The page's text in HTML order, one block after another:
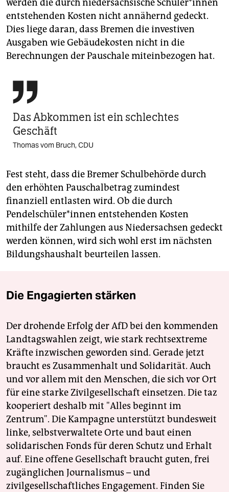
werden die durch niedersächsische Schüler*innen
entstehenden Kosten nicht annähernd gedeckt.
Dies liege daran, dass Bremen die investiven
Ausgaben wie Gebäudekosten nicht in die
Berechnungen der Pauschale miteinbezogen hat.

Das Abkommen ist ein schlechtes
Geschäft
Thomas vom Bruch, CDU
Fest steht, dass die Bremer Schulbehörde durch
den erhöhten Pauschalbetrag zumindest
finanziell entlasten wird. Ob die durch
Pendelschüler*innen entstehenden Kosten
mithilfe der Zahlungen aus Niedersachsen gedeckt
werden können, wird sich wohl erst im nächsten
Bildungshaushalt beurteilen lassen.
Die Engagierten stärken
Der drohende Erfolg der AfD bei den kommenden
Landtagswahlen zeigt, wie stark rechtsextreme
Kräfte inzwischen geworden sind. Gerade jetzt
braucht es Zusammenhalt und Solidarität. Auch
und vor allem mit den Menschen, die sich vor Ort
für eine starke Zivilgesellschaft einsetzen. Die taz
kooperiert deshalb mit "Alles beginnt im
Zentrum". Die Kampagne unterstützt bundesweit
linke, selbstverwaltete Orte und baut einen
solidarischen Fonds für deren Schutz und Erhalt
auf. Eine offene Gesellschaft braucht guten, frei
zugänglichen Journalismus – und
zivilgesellschaftliches Engagement. Finden Sie